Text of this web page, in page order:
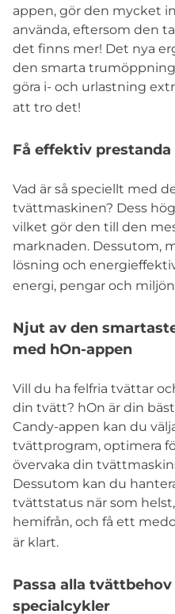
appen, gör den mycket
använda, eftersom den
det finns mer! Det nya
den smarta
göra i- och urlastning
att tro det!
Få effektiv
Vad är så speciellt med
tvättmaskinen? Dess
vilket gör den till den
marknaden. Dessutom,
lösning och
energi, pengar och
Njut av den
med hOn-appen
Vill du ha felfria tvättar
din tvätt? hOn är din
Candy-appen kan du
tvättprogram, optimera
övervaka din
Dessutom kan du
tvättstatus när som
hemifrån, och få ett
är klart.
Passa alla
specialcykler